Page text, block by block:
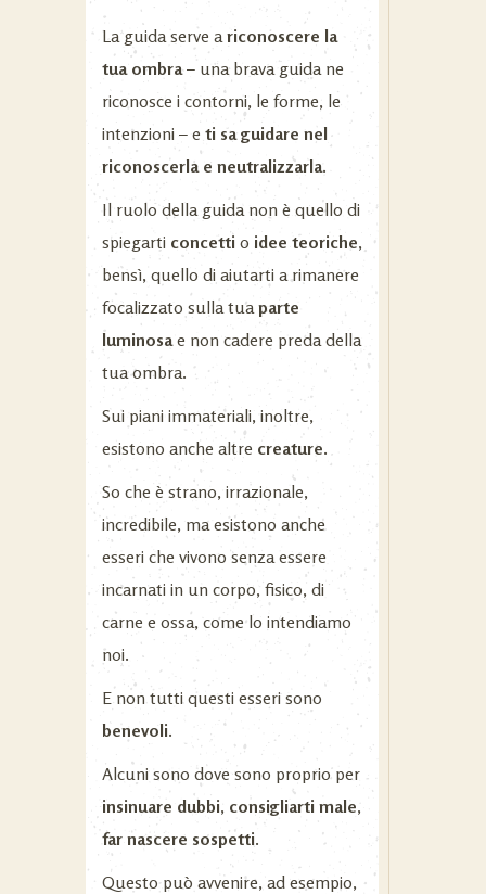
La guida serve a riconoscere la
tua ombra– una brava guida ne
riconosce i contorni, le forme, le
intenzioni – e ti sa guidare nel
riconoscerla e neutralizzarla.
Il ruolo della guida non è quello di
spiegarti concetti o idee teoriche,
bensì, quello di aiutarti a rimanere
focalizzato sulla tua parte
luminosae non cadere preda della
tua ombra.
Sui piani immateriali, inoltre,
esistono anche altre creature.
So che è strano, irrazionale,
incredibile, ma esistono anche
esseri che vivono senza essere
incarnati in un corpo, fisico, di
carne e ossa, come lo intendiamo
noi.
E non tutti questi esseri sono
benevoli.
Alcuni sono dove sono proprio per
insinuare dubbi, consigliarti male,
far nascere sospetti.
Questo può avvenire, ad esempio,